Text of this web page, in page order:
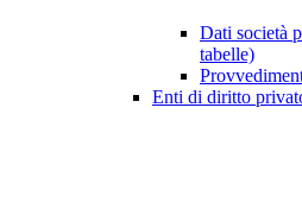
Dati società
tabelle)
Enti di diritto